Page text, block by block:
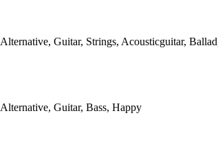
Alternative, Guitar, Strings, Acousticguitar,
Alternative, Guitar, Bass, Happy